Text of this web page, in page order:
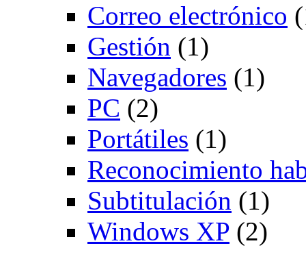
Correo electrónico
Gestión (1)
Navegadores (1)
PC (2)
Portátiles (1)
Reconocimiento
Subtitulación (1)
Windows XP (2)